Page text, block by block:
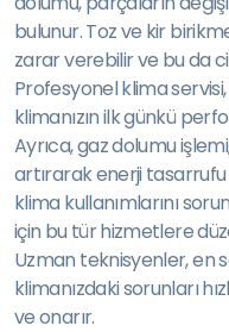
bulunur. Toz ve kir
zarar verebilir ve bu da
Profesyonel klima
klimanızın ilk günkü
Ayrıca, gaz dolumu
artırarak enerji tasarrufu
klima kullanımlarını
için bu tür hizmetlere
Uzman teknisyenler, en
klimanızdaki sorunları
ve onarır.